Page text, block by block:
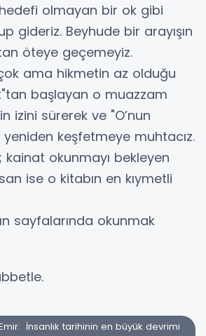
hedefi olmayan bir ok gibi
gideriz. Beyhude bir arayışın
öteye geçemeyiz.
ama hikmetin az olduğu
başlayan o muazzam
izini sürerek ve "O’nun
keşfetmeye muhtacız.
kainat okunmayı bekleyen
ise o kitabın en kıymetli
sayfalarında okunmak
​İnsanlık tarihinin en büyük devrimi